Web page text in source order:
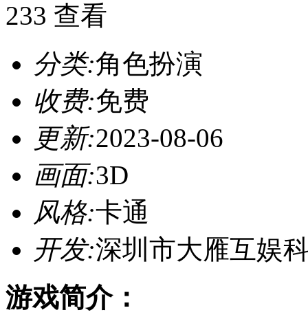
233 查看
分类:角色扮演
收费:免费
更新:2023-08-06
画面:3D
风格:卡通
开发:深圳市大雁互娱
游戏简介：